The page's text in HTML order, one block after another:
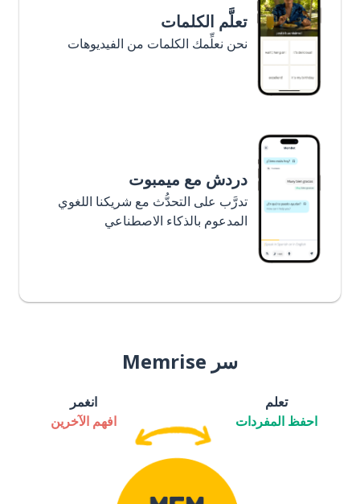
تعلَّم الكلمات
نحن نعلِّمك الكلمات من الفيديوهات
دردش مع ميمبوت
تدرَّب على التحدُّث مع شريكنا اللغوي
المدعوم بالذكاء الاصطناعي
سر Memrise
تعلم
احفظ المفردات
انغمر
افهم الآخرين